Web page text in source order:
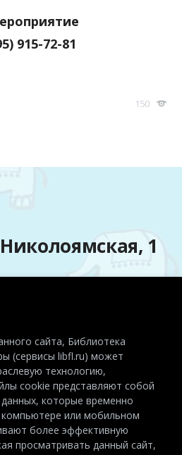
915-72-81
150
1
+7 (495) 915-72-81
сайта, Библиотека
технологию,
которые временно
более эффективную